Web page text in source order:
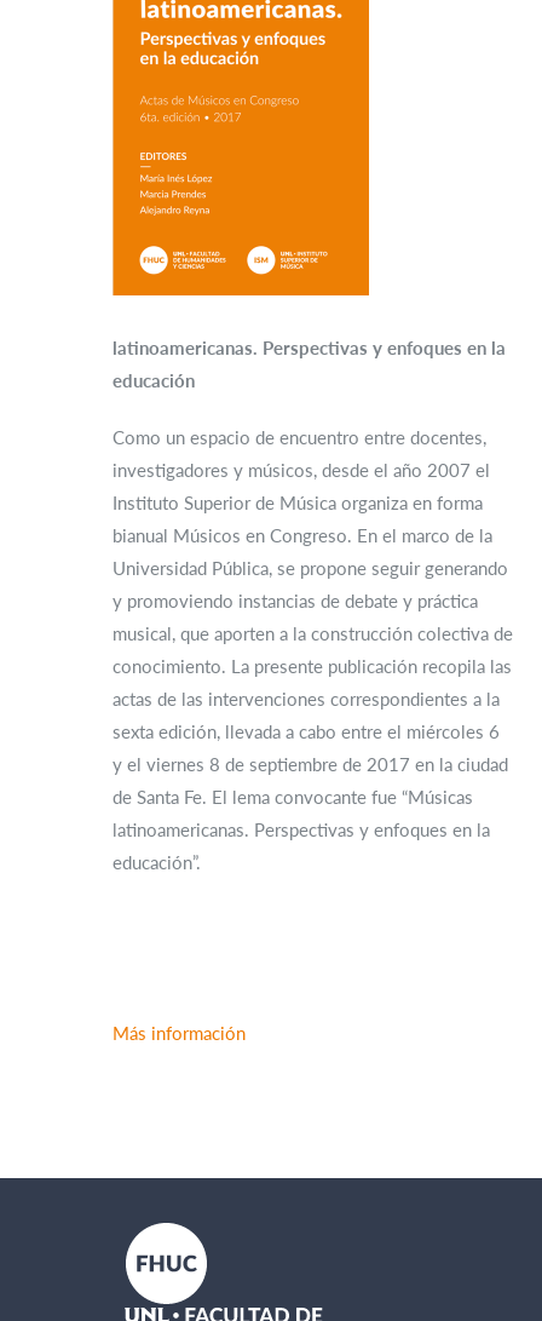
latinoamericanas. Perspectivas y enfoques en la
educación
Como un espacio de encuentro entre docentes,
investigadores y músicos, desde el año 2007 el
Instituto Superior de Música organiza en forma
bianual Músicos en Congreso. En el marco de la
Universidad Pública, se propone seguir generando
y promoviendo instancias de debate y práctica
musical, que aporten a la construcción colectiva de
conocimiento. La presente publicación recopila las
actas de las intervenciones correspondientes a la
sexta edición, llevada a cabo entre el miércoles 6
y el viernes 8 de septiembre de 2017 en la ciudad
de Santa Fe. El lema convocante fue “Músicas
latinoamericanas. Perspectivas y enfoques en la
educación”.
Más información